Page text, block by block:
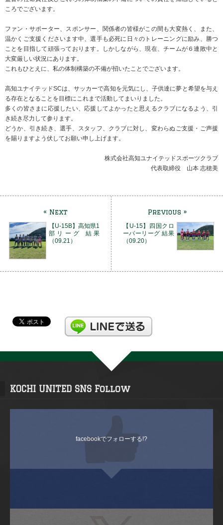
ころでございます。
ファン・サポーター、スポンサー、関係者の皆様がこの間も大変熱く、また、
温かくご支援くださいます中、選手も必死に日々のトレーニングに励み、勝つ
ことを目指して頑張っております。しかしながら、現在、チームが６連敗中と
大変厳しい状況にあります。
これもひとえに、私の体制構築の不備が招いたことでございます。
高知ユナイテッドSCは、サッカーで高知を元気にし、子供達に夢と希望を与え
る存在となることを目標にこれまで活動してまいりました。
多くの皆さまに応援したい、応援してよかったと思えるクラブになるよう、引
き続き尽力して参ります。
どうか、引き続き、選手、スタッフ、クラブに対し、変わらぬご支援・ご声援
を賜りますよう伏してお願い申し上げます。
株式会社高知ユナイテッドスポーツクラブ
代表取締役 山本 志穂美
« Next
【U-15B】高知県1
部リーグ 結果
（09.21）
Previous »
【U-15】四国クロ
ーバーリーグ 結果
（09.20）
KOCHI UNITED SNS Follow
facebookでフォローする!?